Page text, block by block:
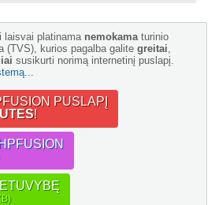
laisvai platinama nemokama turinio
(TVS), kurios pagalba galite greitai
susikurti norimą internetinį puslapį.
PUSLAPĮ
!